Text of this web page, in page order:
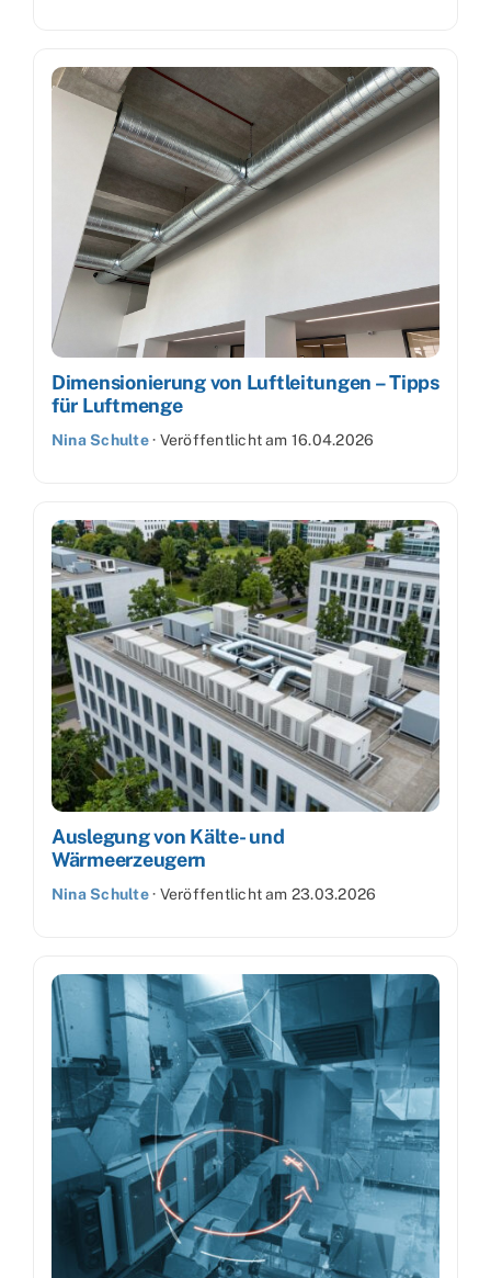
Dimensionierung von Luftleitungen – Tipps
für Luftmenge
Nina Schulte· Veröffentlicht am 16.04.2026
Auslegung von Kälte- und
Wärmeerzeugern
Nina Schulte· Veröffentlicht am 23.03.2026